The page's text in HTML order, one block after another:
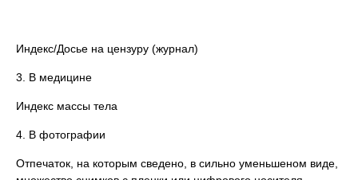
Индекс/Досье на цензуру (журнал)
3. В медицине
Индекс массы тела
4. В фотографии
Отпечаток, на которым сведено, в сильно уменьшеном виде,